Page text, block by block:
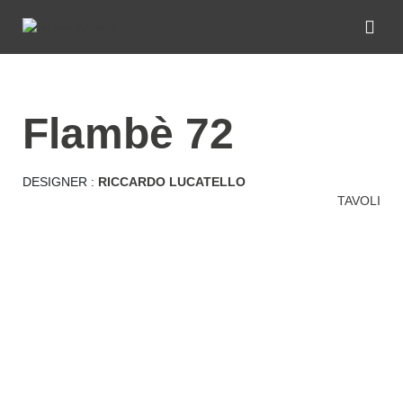
flambè 72
DESIGNER : RICCARDO LUCATELLO
TAVOLI